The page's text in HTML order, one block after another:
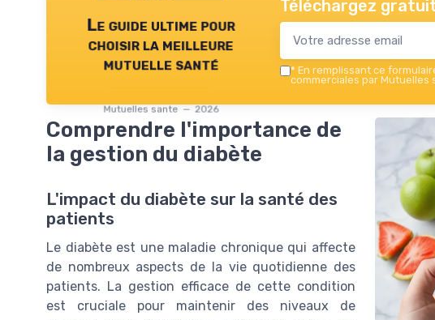
Le guide ultime pour
choisir la meilleure
mutuelle santé
Mutuelles sante — 2026
Téléchargez
* En remplissant ce
commerciales par Mutuelles
Comprendre l'importance de
la gestion du diabète
L'impact du diabète sur la santé des
patients
Le diabète est une maladie chronique qui affecte
de nombreux aspects de la vie quotidienne des
patients. La gestion efficace de cette condition
est cruciale pour maintenir des niveaux de